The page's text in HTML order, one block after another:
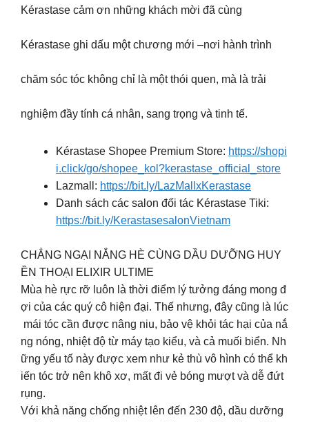
Kérastase cảm ơn những khách mời đã cùng
Kérastase ghi dấu một chương mới –nơi hành trình
chăm sóc tóc không chỉ là một thói quen, mà là trải
nghiệm đầy tính cá nhân, sang trọng và tinh tế.
Kérastase Shopee Premium Store: https://shopi
i.click/go/shopee_kol?kerastase_official_store
Lazmall: https://bit.ly/LazMallxKerastase
Danh sách các salon đối tác Kérastase Tiki:
https://bit.ly/KerastasesalonVietnam
CHẲNG NGẠI NẮNG HÈ CÙNG DẦU DƯỠNG HUY
ỀN THOẠI ELIXIR ULTIME
Mùa hè rực rỡ luôn là thời điểm lý tưởng đáng mong đ
ợi của các quý cô hiện đại. Thế nhưng, đây cũng là lúc
mái tóc cần được nâng niu, bảo vệ khỏi tác hại của nắ
ng nóng, nhiệt độ từ máy tạo kiểu, và cả muối biển. Nh
ững yếu tố này được xem như kẻ thù vô hình có thể kh
iến tóc trở nên khô xơ, mất đi vẻ bóng mượt và dễ đứt
rụng.
Với khả năng chống nhiệt lên đến 230 độ, dầu dưỡng